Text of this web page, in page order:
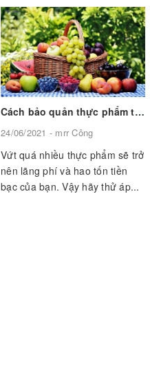
Cách bảo quản thực phẩm trong tủ lạnh an toàn, đúng cách, luôn tươi ngon
24/06/2021 - mrr Công
Vứt quá nhiều thực phẩm sẽ trở
nên lãng phí và hao tốn tiền
bạc của bạn. Vậy hãy thử áp...